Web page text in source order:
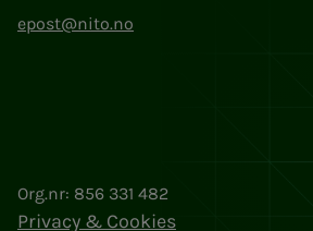
epost@nito.no
Org.nr: 856 331 482
Privacy & Cookies